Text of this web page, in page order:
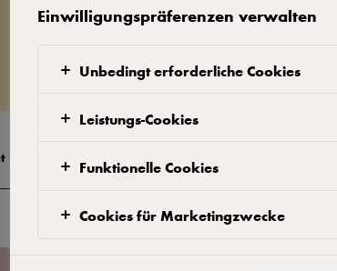
Einwilligungspräferenzen verwalten
Unbedingt erforderliche Cookies
Leistungs-Cookies
Funktionelle Cookies
Cookies für Marketingzwecke